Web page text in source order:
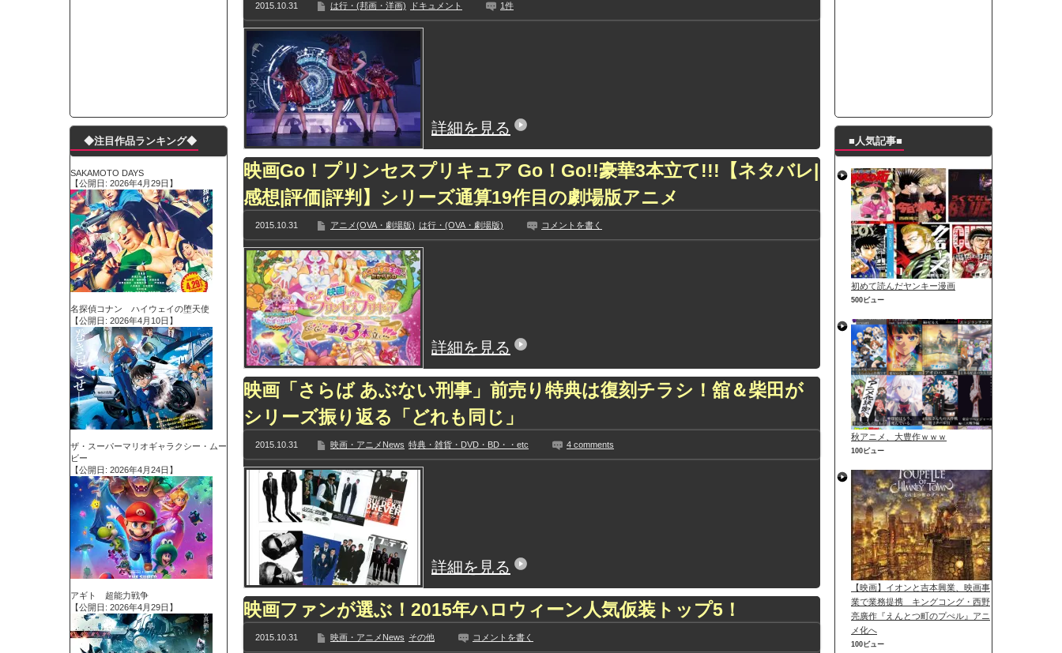
2015.10.31 は行・(邦画・洋画) ドキュメント 1件
詳細を見る
映画Go！プリンセスプリキュア Go！Go!!豪華3本立て!!!【ネタバレ|
感想|評価|評判】シリーズ通算19作目の劇場版アニメ
2015.10.31 アニメ(OVA・劇場版) は行・(OVA・劇場版) コメントを書く
詳細を見る
映画「さらば あぶない刑事」前売り特典は復刻チラシ！舘＆柴田が
シリーズ振り返る「どれも同じ」
2015.10.31 映画・アニメNews 特典・雑貨・DVD・BD・・etc 4 comments
詳細を見る
映画ファンが選ぶ！2015年ハロウィーン人気仮装トップ5！
2015.10.31 映画・アニメNews その他 コメントを書く
◆注目作品ランキング◆
SAKAMOTO DAYS
【公開日: 2026年4月29日】
名探偵コナン ハイウェイの堕天使
【公開日: 2026年4月10日】
ザ・スーパーマリオギャラクシー・ムー
ビー
【公開日: 2026年4月24日】
アギト 超能力戦争
【公開日: 2026年4月29日】
■人気記事■
初めて読んだヤンキー漫画
500ビュー
秋アニメ、大豊作ｗｗｗ
100ビュー
【映画】イオンと吉本興業、映画事
業で業務提携 キングコング・西野
亮廣作『えんとつ町のプぺル』アニ
メ化へ
100ビュー